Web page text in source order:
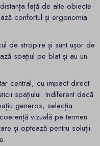
față de alte obiecte
confortul și ergonomia
de stropire și sunt ușor de
spațiul pe blat și au un
central, cu impact direct
spațiului. Indiferent dacă
generos, selecția
vizuală pe termen
și optează pentru soluții